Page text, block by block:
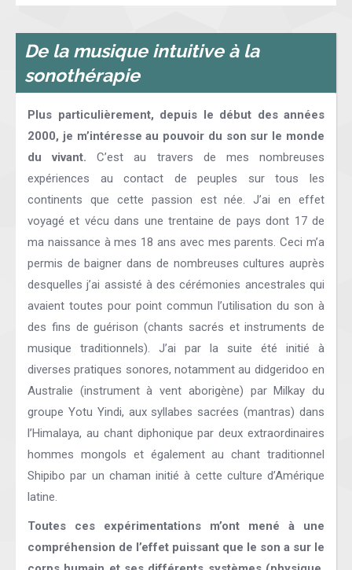
De la musique intuitive à la
sonothérapie
Plus particulièrement, depuis le début des années
2000, je m’intéresse au pouvoir du son sur le monde
du vivant. C’est au travers de mes nombreuses
expériences au contact de peuples sur tous les
continents que cette passion est née. J’ai en effet
voyagé et vécu dans une trentaine de pays dont 17 de
ma naissance à mes 18 ans avec mes parents. Ceci m’a
permis de baigner dans de nombreuses cultures auprès
desquelles j’ai assisté à des cérémonies ancestrales qui
avaient toutes pour point commun l’utilisation du son à
des fins de guérison (chants sacrés et instruments de
musique traditionnels). J’ai par la suite été initié à
diverses pratiques sonores, notamment au didgeridoo en
Australie (instrument à vent aborigène) par Milkay du
groupe Yotu Yindi, aux syllabes sacrées (mantras) dans
l’Himalaya, au chant diphonique par deux extraordinaires
hommes mongols et également au chant traditionnel
Shipibo par un chaman initié à cette culture d’Amérique
latine.
Toutes ces expérimentations m’ont mené à une
compréhension de l’effet puissant que le son a sur le